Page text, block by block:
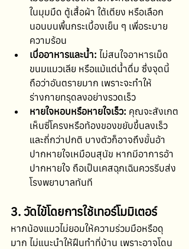
ในมุมมืด ตู้เสื้อผ้า ใต้เตียง หรือเลือก
นอนบนพื้นกระเบื้องเย็น ๆ เพื่อระบาย
ความร้อน
เบื่ออาหารและน้ำ: ไม่สนใจอาหารเม็ด
ขนมแมวเลีย หรือแม้แต่น้ำดื่ม ซึ่งจุดนี้
ถือว่าอันตรายมาก เพราะจะทำให้
ร่างกายทรุดลงอย่างรวดเร็ว
หายใจหอบหรือหายใจเร็ว: คุณจะสังเกต
เห็นซี่โครงหรือท้องของขยับขึ้นลงเร็ว
และถี่กว่าปกติ บางตัวก็อาจถึงขั้นอ้า
ปากหายใจเหมือนสุนัข หากมีอาการอ้า
ปากหายใจ ถือเป็นเคสฉุกเฉินควรรีบส่ง
โรงพยาบาลทันที
3. วัดไข้โดยการใช้เทอร์โมมิเตอร์
หากน้องแมวไม่ยอมให้ความร่วมมือหรือดุ
มาก ไม่แนะนำให้ฝืนทำที่บ้าน เพราะอาจโดน